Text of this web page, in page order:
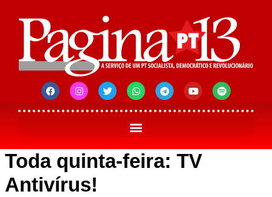
Toda quinta-feira: TV
Antivírus!